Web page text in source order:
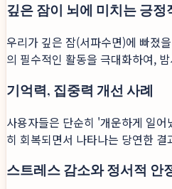
깊은 잠이 뇌에 미치는 긍정
우리가 깊은 잠(서파수면)에 빠졌
의 필수적인 활동을 극대화하여,
기억력, 집중력 개선 사례
사용자들은 단순히 '개운하게 일
히 회복되면서 나타나는 당연한
스트레스 감소와 정서적 안